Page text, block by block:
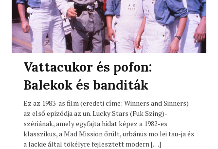
Vattacukor és pofon:
Balekok és banditák
Ez az 1983-as film (eredeti címe: Winners and Sinners)
az első epizódja az un. Lucky Stars (Fuk Szing)-
szériának, amely egyfajta hidat képez a 1982-es
klasszikus, a Mad Mission őrült, urbánus mo lei tau-ja és
a Jackie által tökélyre fejlesztett modern […]